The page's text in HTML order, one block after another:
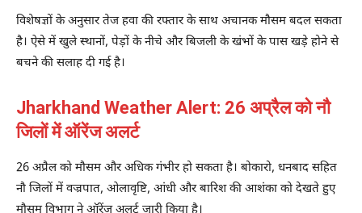
विशेषज्ञों के अनुसार तेज हवा की रफ्तार के साथ अचानक मौसम बदल सकता
है। ऐसे में खुले स्थानों, पेड़ों के नीचे और बिजली के खंभों के पास खड़े होने से
बचने की सलाह दी गई है।
Jharkhand Weather Alert: 26 अप्रैल को नौ
जिलों में ऑरेंज अलर्ट
26 अप्रैल को मौसम और अधिक गंभीर हो सकता है। बोकारो, धनबाद सहित
नौ जिलों में वज्रपात, ओलावृष्टि, आंधी और बारिश की आशंका को देखते हुए